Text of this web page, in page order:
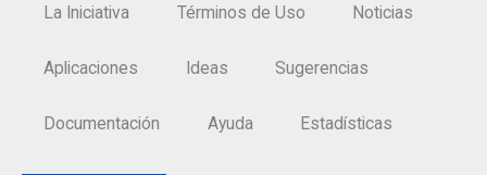
La Iniciativa Términos de Uso Noticias
Aplicaciones Ideas Sugerencias
Documentación Ayuda Estadísticas